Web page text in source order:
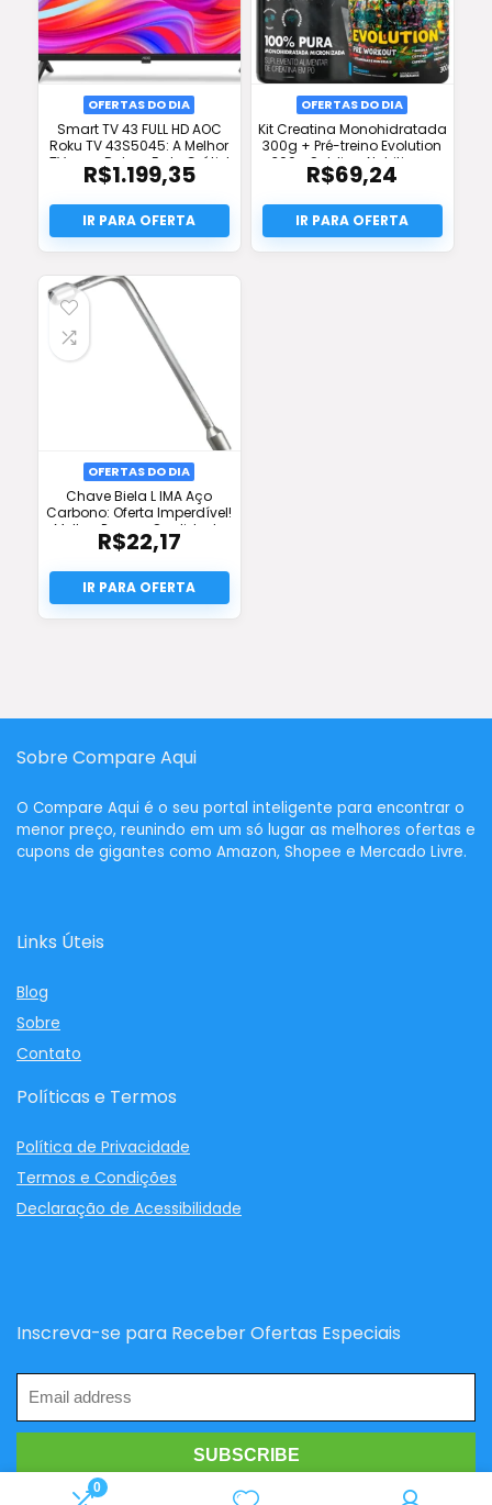
0
OFERTAS DO DIA
Smart TV 43 FULL HD AOC
Roku TV 43S5045: A Melhor
TV com Roku e Frete Grátis!
R$1.199,35
OFERTAS DO DIA
Kit Creatina Monohidratada
300g + Pré-treino Evolution
300g Soldiers Nutrition –
Desconto e Frete Grátis
R$69,24
OFERTAS DO DIA
Chave Biela L IMA Aço
Carbono: Oferta Imperdível!
Melhor Preço e Qualidade
R$22,17
Sobre Compare Aqui
O Compare Aqui é o seu portal inteligente para encontrar o
menor preço, reunindo em um só lugar as melhores ofertas e
cupons de gigantes como Amazon, Shopee e Mercado Livre.
Links Úteis
Blog
Sobre
Contato
Políticas e Termos
Política de Privacidade
Termos e Condições
Declaração de Acessibilidade
Inscreva-se para Receber Ofertas Especiais